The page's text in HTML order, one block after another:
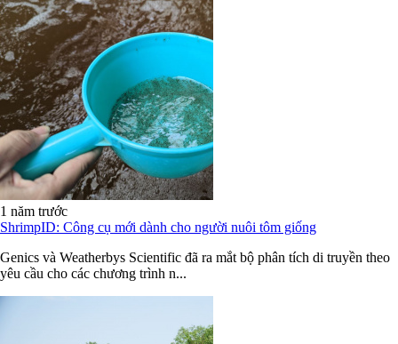
1 năm trước
ShrimpID: Công cụ mới dành cho người nuôi tôm giống
Genics và Weatherbys Scientific đã ra mắt bộ phân tích di truyền theo
yêu cầu cho các chương trình n...